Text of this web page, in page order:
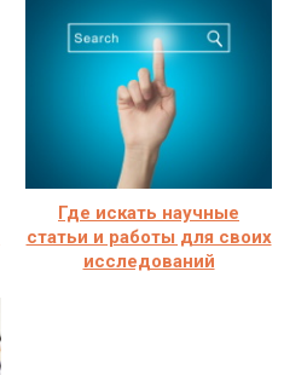
Где искать научные
статьи и работы для своих
исследований